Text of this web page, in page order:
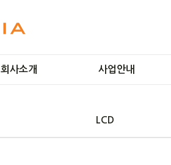
회사소개
회사연혁
사업안내
OLED 공정
플라즈마 기술
LCD